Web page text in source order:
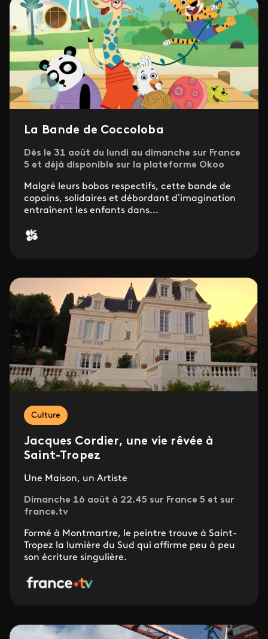
La Bande de Coccoloba
Dès le 31 août du lundi au dimanche sur France
5 et déjà disponible sur la plateforme Okoo
Malgré leurs bobos respectifs, cette bande de
copains, solidaires et débordant d’imagination
entraînent les enfants dans...
Culture
Jacques Cordier, une vie rêvée à
Saint-Tropez
Une Maison, un Artiste
Dimanche 16 août à 22.45 sur France 5 et sur
france.tv
Formé à Montmartre, le peintre trouve à Saint-
Tropez la lumière du Sud qui affirme peu à peu
son écriture singulière.